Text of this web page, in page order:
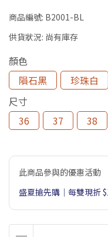
商品編號: B2001-BL
供貨狀況: 尚有庫存
顏色
隕石黑
珍珠白
尺寸
36
37 38
此商品參與的優惠活動
盛夏搶先購｜每雙現折